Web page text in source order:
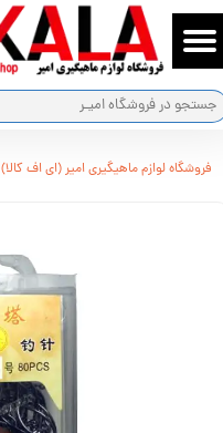
حساب کاربری من
تغییر گذر واژه
فروشگاه لوازم ماهیگیری امیر (ای اف کالا)